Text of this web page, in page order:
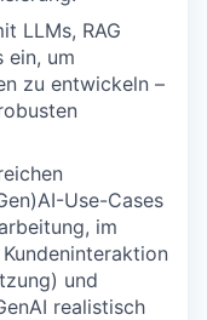
LLMs, RAG
ein, um
zu entwickeln –
Use-Cases
im
und
realistisch